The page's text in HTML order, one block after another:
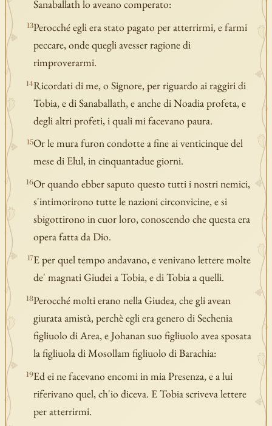
Sanaballath lo aveano comperato:
13Perocché egli era stato pagato per atterrirmi, e farmi
peccare, onde quegli avesser ragione di
rimproverarmi.
14Ricordati di me, o Signore, per riguardo ai raggiri di
Tobia, e di Sanaballath, e anche di Noadia profeta, e
degli altri profeti, i quali mi facevano paura.
15Or le mura furon condotte a fine ai venticinque del
mese di Elul, in cinquantadue giorni.
16Or quando ebber saputo questo tutti i nostri nemici,
s'intimorirono tutte le nazioni circonvicine, e si
sbigottirono in cuor loro, conoscendo che questa era
opera fatta da Dio.
17E per quel tempo andavano, e venivano lettere molte
de' magnati Giudei a Tobia, e di Tobia a quelli.
18Perocché molti erano nella Giudea, che gli avean
giurata amistà, perchè egli era genero di Sechenia
figliuolo di Area, e Johanan suo figliuolo avea sposata
la figliuola di Mosollam figliuolo di Barachia:
19Ed ei ne facevano encomi in mia Presenza, e a lui
riferivano quel, ch'io diceva. E Tobia scriveva lettere
per atterrirmi.